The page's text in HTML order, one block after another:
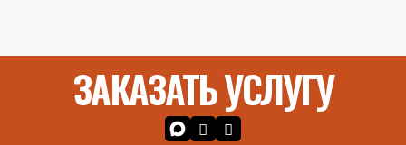
ЗАКАЗАТЬ УСЛУГУ